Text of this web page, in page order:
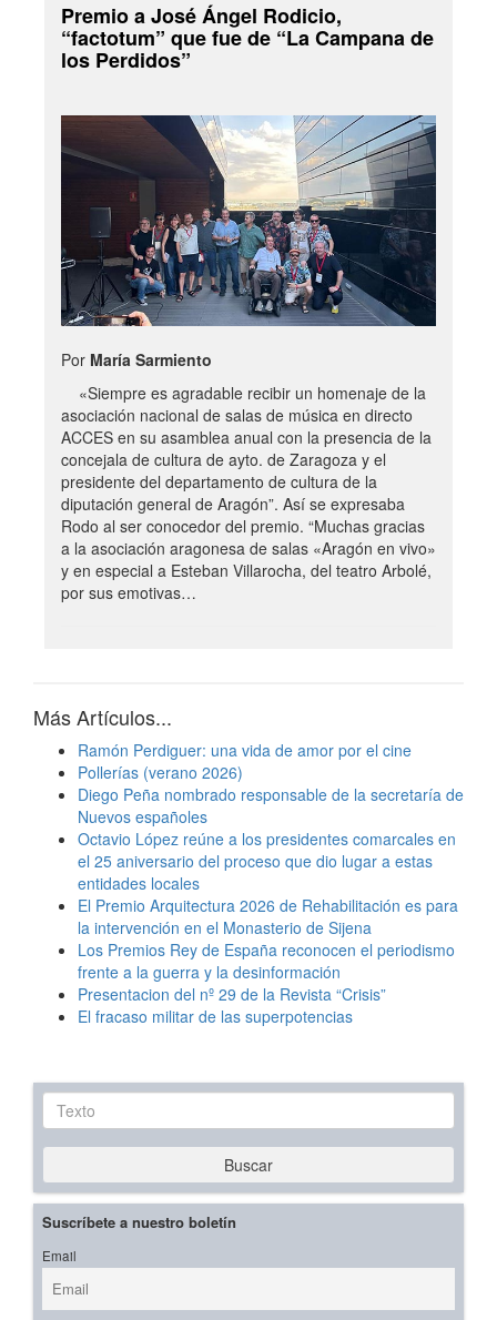
Premio a José Ángel Rodicio,
“factotum” que fue de “La Campana de
los Perdidos”
Por María Sarmiento
«Siempre es agradable recibir un homenaje de la
asociación nacional de salas de música en directo
ACCES en su asamblea anual con la presencia de la
concejala de cultura de ayto. de Zaragoza y el
presidente del departamento de cultura de la
diputación general de Aragón”. Así se expresaba
Rodo al ser conocedor del premio. “Muchas gracias
a la asociación aragonesa de salas «Aragón en vivo»
y en especial a Esteban Villarocha, del teatro Arbolé,
por sus emotivas…
Más Artículos...
Ramón Perdiguer: una vida de amor por el cine
Pollerías (verano 2026)
Diego Peña nombrado responsable de la secretaría de
Nuevos españoles
Octavio López reúne a los presidentes comarcales en
el 25 aniversario del proceso que dio lugar a estas
entidades locales
El Premio Arquitectura 2026 de Rehabilitación es para
la intervención en el Monasterio de Sijena
Los Premios Rey de España reconocen el periodismo
frente a la guerra y la desinformación
Presentacion del nº 29 de la Revista “Crisis”
El fracaso militar de las superpotencias
Texto
Buscar
Suscríbete a nuestro boletín
Email